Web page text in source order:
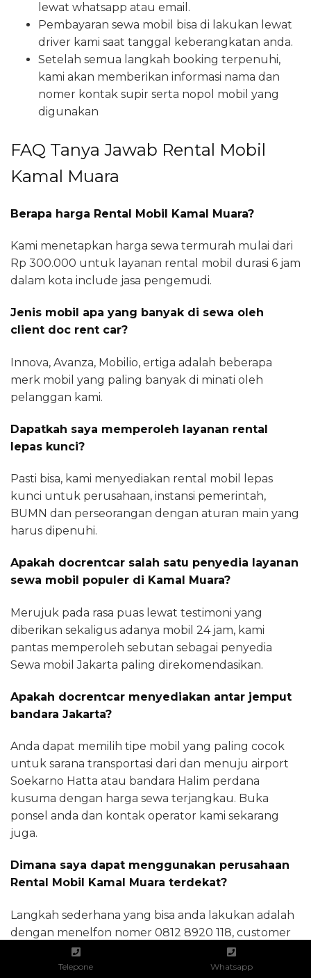
lewat whatsapp atau email.
Pembayaran sewa mobil bisa di lakukan lewat
driver kami saat tanggal keberangkatan anda.
Setelah semua langkah booking terpenuhi,
kami akan memberikan informasi nama dan
nomer kontak supir serta nopol mobil yang
digunakan
FAQ Tanya Jawab Rental Mobil
Kamal Muara
Berapa harga Rental Mobil Kamal Muara?
Kami menetapkan harga sewa termurah mulai dari
Rp 300.000 untuk layanan rental mobil durasi 6 jam
dalam kota include jasa pengemudi.
Jenis mobil apa yang banyak di sewa oleh
client doc rent car?
Innova, Avanza, Mobilio, ertiga adalah beberapa
merk mobil yang paling banyak di minati oleh
pelanggan kami.
Dapatkah saya memperoleh layanan rental
lepas kunci?
Pasti bisa, kami menyediakan rental mobil lepas
kunci untuk perusahaan, instansi pemerintah,
BUMN dan perseorangan dengan aturan main yang
harus dipenuhi.
Apakah docrentcar salah satu penyedia layanan
sewa mobil populer di Kamal Muara?
Merujuk pada rasa puas lewat testimoni yang
diberikan sekaligus adanya mobil 24 jam, kami
pantas memperoleh sebutan sebagai penyedia
Sewa mobil Jakarta paling direkomendasikan.
Apakah docrentcar menyediakan antar jemput
bandara Jakarta?
Anda dapat memilih tipe mobil yang paling cocok
untuk sarana transportasi dari dan menuju airport
Soekarno Hatta atau bandara Halim perdana
kusuma dengan harga sewa terjangkau. Buka
ponsel anda dan kontak operator kami sekarang
juga.
Dimana saya dapat menggunakan perusahaan
Rental Mobil Kamal Muara terdekat?
Langkah sederhana yang bisa anda lakukan adalah
dengan menelfon nomer 0812 8920 118, customer
support kami akan memandu anda dan
menemukan mobil sewaan yang paling tepat
Telepone Whatsapp